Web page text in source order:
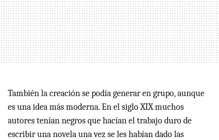
También la creación se podía generar en grupo, aunque
es una idea más moderna. En el siglo XIX muchos
autores tenían negros que hacían el trabajo duro de
escribir una novela una vez se les habían dado las